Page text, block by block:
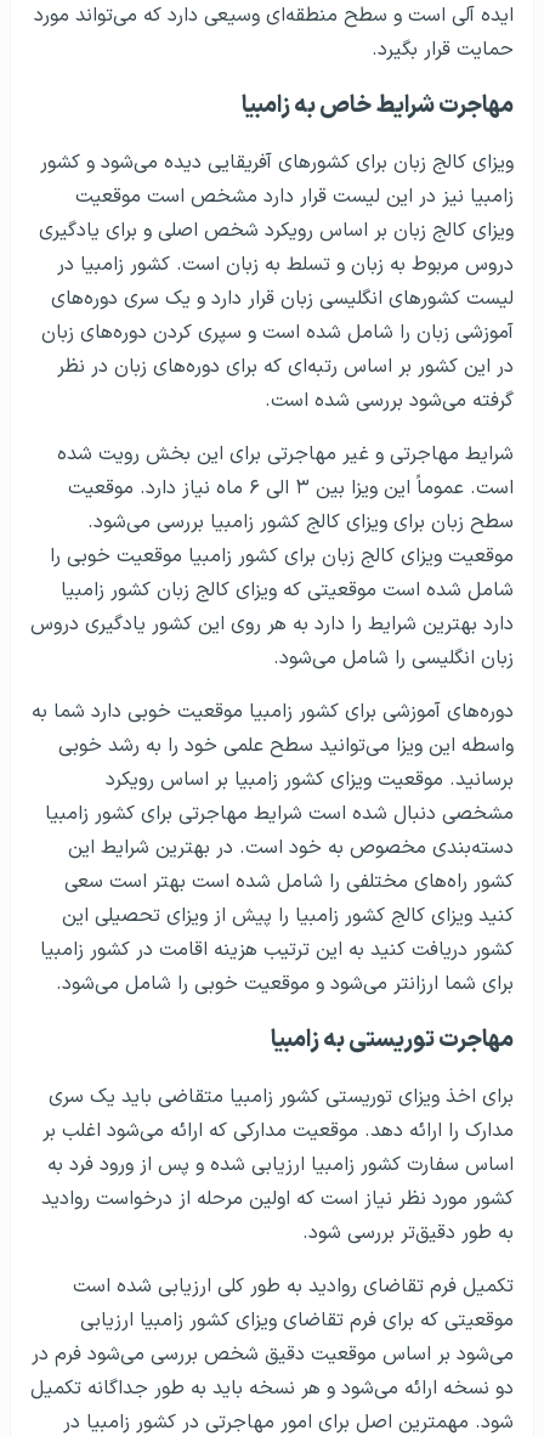
ایده آلی است و سطح منطقه‌ای وسیعی دارد که می‌تواند مورد
حمایت قرار بگیرد.
مهاجرت شرایط خاص به زامبیا
ویزای کالج زبان برای کشورهای آفریقایی دیده می‌شود و کشور
زامبیا نیز در این لیست قرار دارد مشخص است موقعیت
ویزای کالج زبان بر اساس رویکرد شخص اصلی و برای یادگیری
دروس مربوط به زبان و تسلط به زبان است. کشور زامبیا در
لیست کشورهای انگلیسی زبان قرار دارد و یک سری دوره‌های
آموزشی زبان را شامل شده است و سپری کردن دوره‌های زبان
در این کشور بر اساس رتبه‌ای که برای دوره‌های زبان در نظر
گرفته می‌شود بررسی شده است.
شرایط مهاجرتی و غیر مهاجرتی برای این بخش رویت شده
است. عموماً این ویزا بین ۳ الی ۶ ماه نیاز دارد. موقعیت
سطح زبان برای ویزای کالج کشور زامبیا بررسی می‌شود.
موقعیت ویزای کالج زبان برای کشور زامبیا موقعیت خوبی را
شامل شده است موقعیتی که ویزای کالج زبان کشور زامبیا
دارد بهترین شرایط را دارد به هر روی این کشور یادگیری دروس
زبان انگلیسی را شامل می‌شود.
دوره‌های آموزشی برای کشور زامبیا موقعیت خوبی دارد شما به
واسطه این ویزا می‌توانید سطح علمی خود را به رشد خوبی
برسانید. موقعیت ویزای کشور زامبیا بر اساس رویکرد
مشخصی دنبال شده است شرایط مهاجرتی برای کشور زامبیا
دسته‌بندی مخصوص به خود است. در بهترین شرایط این
کشور راه‌های مختلفی را شامل شده است بهتر است سعی
کنید ویزای کالج کشور زامبیا را پیش از ویزای تحصیلی این
کشور دریافت کنید به این ترتیب هزینه اقامت در کشور زامبیا
برای شما ارزانتر می‌شود و موقعیت خوبی را شامل می‌شود.
مهاجرت توریستی به زامبیا
برای اخذ ویزای توریستی کشور زامبیا متقاضی باید یک سری
مدارک را ارائه دهد. موقعیت مدارکی که ارائه می‌شود اغلب بر
اساس سفارت کشور زامبیا ارزیابی شده و پس از ورود فرد به
کشور مورد نظر نیاز است که اولین مرحله از درخواست روادید
به طور دقیق‌تر بررسی شود.
تکمیل فرم تقاضای روادید به طور کلی ارزیابی شده است
موقعیتی که برای فرم تقاضای ویزای کشور زامبیا ارزیابی
می‌شود بر اساس موقعیت دقیق شخص بررسی می‌شود فرم در
دو نسخه ارائه می‌شود و هر نسخه باید به طور جداگانه تکمیل
شود. مهمترین اصل برای امور مهاجرتی در کشور زامبیا در